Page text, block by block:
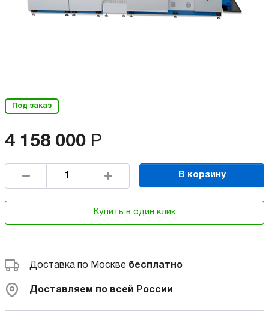
Под заказ
4 158 000 Р
В корзину
Купить в один клик
Доставка по Москве бесплатно
Доставляем по всей России